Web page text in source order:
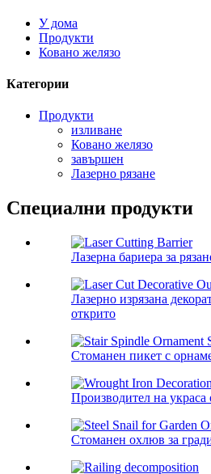
У дома
Продукти
Ковано желязо
Категории
Продукти
изливане
Ковано желязо
завършен
Лазерно рязане
Специални продукти
Лазерна бариера за
Лазерно изрязана
открито
Стоманен пикет с
Производител на украса
Стоманен охлюв за